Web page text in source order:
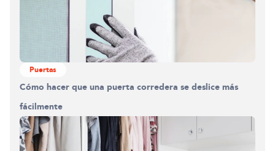
Puertas
Cómo hacer que una puerta corredera se deslice más
fácilmente